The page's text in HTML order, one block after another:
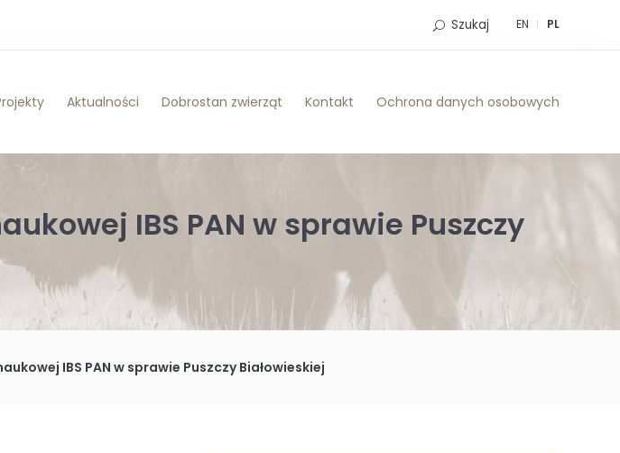
EN PL
Szukaj
Aktualności Dobrostan zwierząt Kontakt Ochrona danych osobowych
IBS PAN w sprawie Puszczy
IBS PAN w sprawie Puszczy Białowieskiej